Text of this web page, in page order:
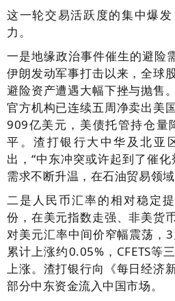
这一轮交易活跃度的集中爆
力。
一是地缘政治事件催生的避险
伊朗发动军事打击以来，全球
避险资产遭遇大幅下挫与抛售
官方机构已连续五周净卖出美
909亿美元，美债托管持仓量
平。渣打银行大中华及北亚
出，“中东冲突或许起到了催
需求不断升温，在石油贸易领域
二是人民币汇率的相对稳定
份，在美元指数走强、非美货
对美元汇率中间价窄幅震荡，
累计上涨约0.05%，CFETS等
上涨。渣打银行向《每日经济
部分中东资金流入中国市场。